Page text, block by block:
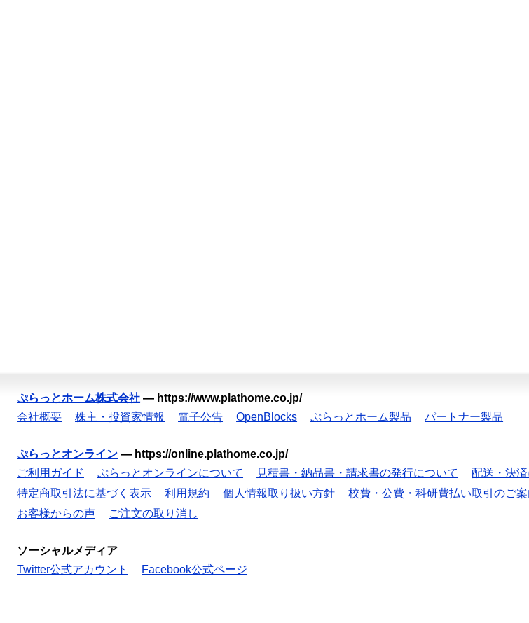
ぷらっとホーム株式会社 — https://www.plathome.co.jp/
会社概要
株主・投資家情報 電子公告 OpenBlocks ぷらっとホーム製品 パートナー製品
ぷらっとオンライン — https://online.plathome.co.jp/
ご利用ガイド
ぷらっとオンラインについて 見積書・納品書・請求書の発行について 配送・決
特定商取引法に基づく表示
利用規約 個人情報取り扱い方針 校費・公費・科研費払い取引のご案
お客様からの声
ご注文の取り消し
ソーシャルメディア
Twitter公式アカウント
Facebook公式ページ